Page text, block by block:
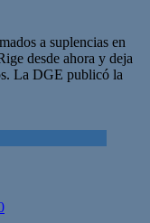
a suplencias en
desde ahora y deja
La DGE publicó la